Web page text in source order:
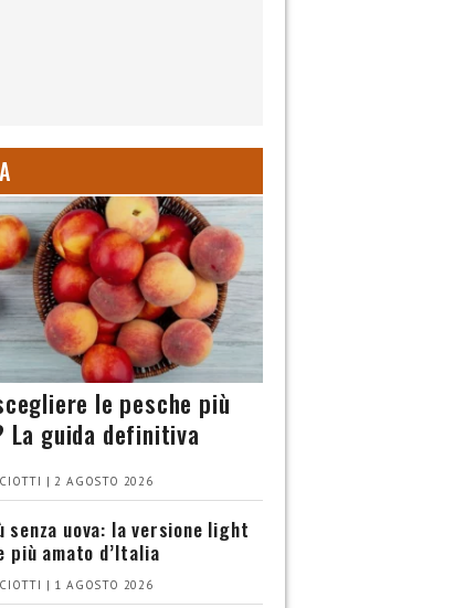
le pesche più
La guida definitiva
| 2 AGOSTO 2026
senza uova: la versione light
più amato d’Italia
| 1 AGOSTO 2026